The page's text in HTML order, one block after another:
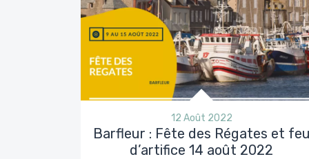
12 Août 2022
Barfleur : Fête des Régates et feu
d’artifice 14 août 2022